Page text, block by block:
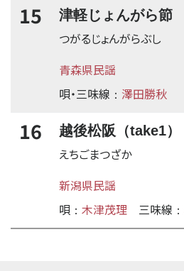
15 津軽じょんがら節
つがるじょんがらぶし
青森県民謡
唄・三味線 ： 澤田勝秋
16 越後松阪（take1）
えちごまつざか
新潟県民謡
唄 ： 木津茂理 三味線 ：